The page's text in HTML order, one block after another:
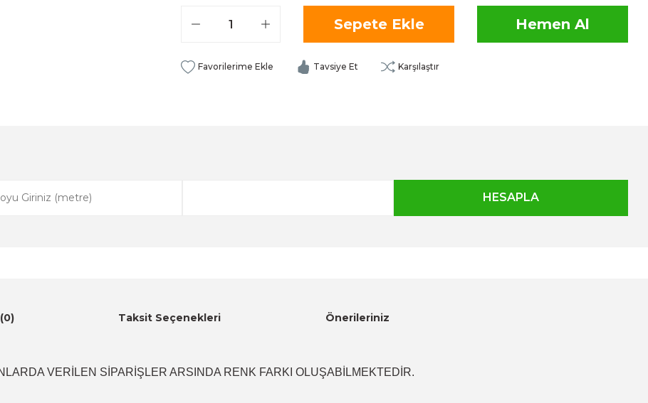
Sepete Ekle Hemen Al
Tavsiye Et Karşılaştır
Taksit Seçenekleri Önerileriniz
VERİLEN SİPARİŞLER ARSINDA RENK FARKI OLUŞABİLMEKTEDİR.